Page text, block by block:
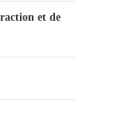
et de